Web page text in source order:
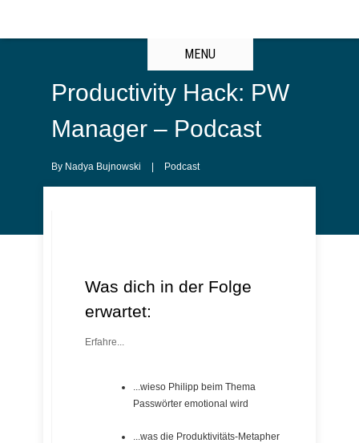
MENU
Productivity Hack: PW
Manager – Podcast
By Nadya Bujnowski Podcast
Was dich in der Folge
erwartet:
Erfahre...
...wieso Philipp beim Thema
Passwörter emotional wird
...was die Produktivitäts-Metapher